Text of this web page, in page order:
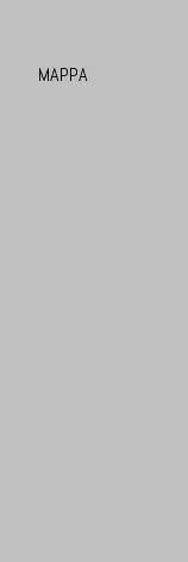
MAPPA